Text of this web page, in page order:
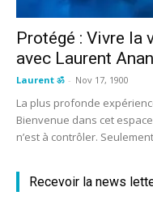
Protégé : Vivre la
avec Laurent
Laurent ॐ - Nov 17, 1900
La plus profonde
Bienvenue dans cet
n’est à contrôler.
Recevoir la news